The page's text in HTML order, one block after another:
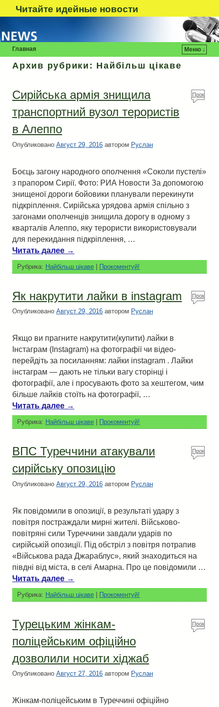
Читайте идейные новости
Главная Меню ↓
Архив рубрики: Найбільш цікаве
Сирійська армія знищила
транспортний вузол терористів
в Алеппо
Опубликовано Август 29, 2016 автором Руслан
Прок
омен
Боєць загону народного ополчення «Соколи пустелі»
з прапором Сирії. Фото: РИА Новости За допомогою
знищеної дороги бойовики планували перекинути
підкріплення. Сирійська урядова армія спільно з
загонами ополченців знищила дорогу в одному з
кварталів Алеппо, яку терористи використовували
для перекидання підкріплення, …
Читать далее →
Рубрика: Найбільш цікаве | Прокоментуй!
Як накрутити лайки в instagram
Опубликовано Август 29, 2016 автором Руслан
Прок
омен
Якщо ви прагните накрутити(купити) лайки в
Інстаграм (Instagram) на фотографії чи відео-
перейдіть за посиланням: лайки instagram . Лайки
інстаграм — дають не тільки вагу сторінці і
фотографії, але і просувають фото за хештегом, чим
більше лайків стоїть на фотографії, …
Читать далее →
Рубрика: Найбільш цікаве Прокоментуй!
ВПС Туреччини атакували
сирійську опозицію
Опубликовано Август 29, 2016 автором Руслан
Прок
омен
Як повідомили в опозиції, в результаті удару з
повітря постраждали мирні жителі. Військово-
повітряні сили Туреччини завдали ударів по
сирійській опозиції. Під обстріл з повітря потрапив
«Військова рада Джараблус», який знаходиться на
півдні від міста, в селі Амарна. Про це повідомили …
Читать далее →
Рубрика: Найбільш цікаве | Прокоментуй!
Турецьким жінкам-
поліцейським офіційно
дозволили носити хіджаб
Опубликовано Август 27, 2016 автором Руслан
Прок
омен
Жінкам-поліцейським в Туреччині офіційно